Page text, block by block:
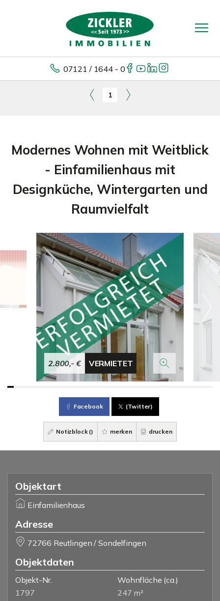
07121 / 1644 - 0
1
Modernes Wohnen mit Weitblick
- Einfamilienhaus mit
Designküche, Wintergarten und
Raumvielfalt
2.800,- € VERMIETET
Facebook (Twitter)
Notizblock () merken drucken
Objektart
Einfamilienhaus
Adresse
72766 Reutlingen / Sondelfingen
Objektdaten
Objekt-Nr.
1797
Wohnfläche (ca.)
247 m²